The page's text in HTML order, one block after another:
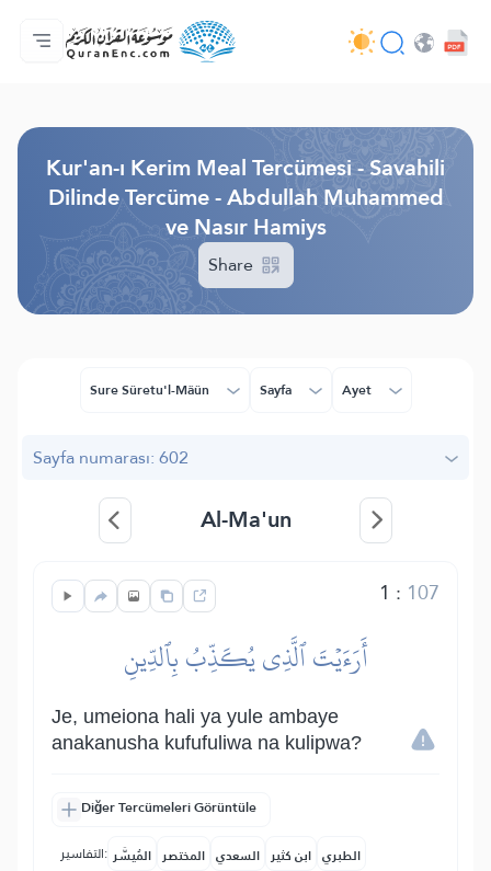
Anasayfa
Mealler Fihristi
Audio
Geliştirici Hizmetleri - API
Proje Hakkında
Biz bilen hab
Geçerli dil
Kur'an-ı Kerim Meal Tercümesi - Savahili
Dilinde Tercüme - Abdullah Muhammed
ve Nasır Hamiys
Share
Sure Sûretu'l-Mâûn Sayfa Ayet
Sayfa numarası: 602
Al-Ma'un
1 : 107
أَرَءَيۡتَ ٱلَّذِي يُكَذِّبُ بِٱلدِّينِ
Je, umeiona hali ya yule ambaye
anakanusha kufufuliwa na kulipwa?
Diğer Tercümeleri Görüntüle
التفاسير: المُيسَّر المختصر السعدي ابن كثير الطبري